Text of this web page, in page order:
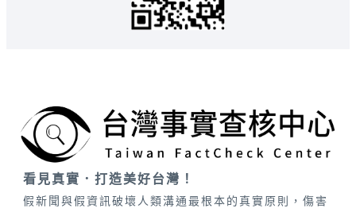
看見真實．打造美好台灣！
假新聞與假資訊破壞人類溝通最根本的真實原則，傷害